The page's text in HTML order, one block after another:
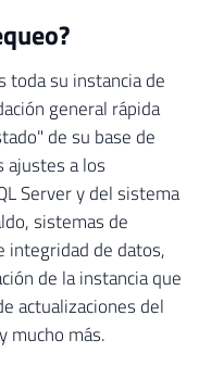
toda su instancia de
general rápida
de su base de
ajustes a los
Server y del sistema
sistemas de
integridad de datos,
de la instancia que
actualizaciones del
mucho más.